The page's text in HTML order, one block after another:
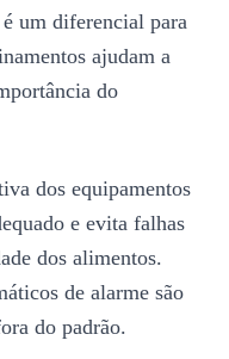
um diferencial para
ajudam a
do
dos equipamentos
e evita falhas
dos alimentos.
de alarme são
do padrão.